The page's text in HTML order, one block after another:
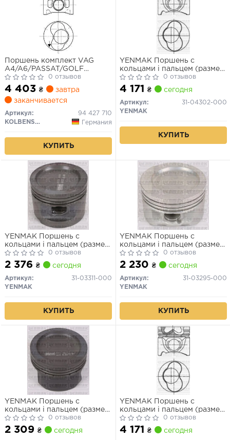
Поршень комплект VAG
A4/A6/PASSAT/GOLF
4/OCTAVIA 95-/-08 1-2цил.
1.9TDI
0 отзывов
4 403 ₴
завтра
заканчивается
Артикул:
94 427 710
KOLBENSCHMIDT
Германия
КУПИТЬ
YENMAK Поршень с
кольцами і пальцем (размер
отв. 79.51 / STD) VW CADDY
1.9TDI 3-й / 4-й цил !!! (1Z)
0 отзывов
4 171 ₴ сегодня
Артикул:
31-04302-000
YENMAK
КУПИТЬ
YENMAK Поршень с
кольцами і пальцем (размер
отв. 82.51 / STD) VW, AUDI
80/100/A6 2.0 (AAD)
0 отзывов
2 376 ₴ сегодня
Артикул:
31-03311-000
YENMAK
КУПИТЬ
YENMAK Поршень с
кольцами і пальцем (размер
отв. 82.51/STD) AUDI 100 2.3
90- (AAR) бензин
0 отзывов
2 230 ₴ сегодня
Артикул:
31-03295-000
YENMAK
КУПИТЬ
YENMAK Поршень с
кольцами і пальцем (размер
отв. 82.51 / STD) (AAD)
0 отзывов
2 309 ₴ сегодня
YENMAK Поршень с
кольцами і пальцем (размер
отв. 79.51 / STD) VW CADDY
1.9TDI (1-й / 2-й цил !!!) (1Z)
0 отзывов
4 171 ₴ сегодня